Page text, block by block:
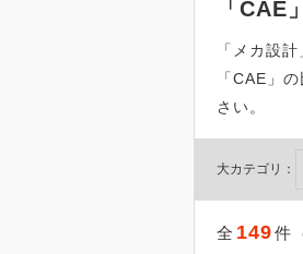
「CAE
「メカ設
「CAE」
さい。
大カテゴリ：
全 149件